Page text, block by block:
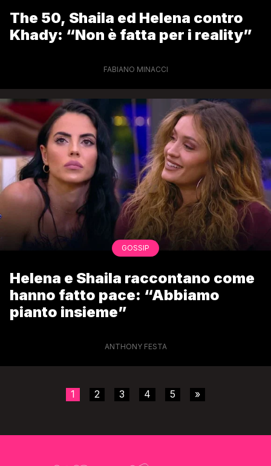
The 50, Shaila ed Helena contro
Khady: “Non è fatta per i reality”
FABIANO MINACCI
GOSSIP
Helena e Shaila raccontano come
hanno fatto pace: “Abbiamo
pianto insieme”
ANTHONY FESTA
1 2 3 4 5 »